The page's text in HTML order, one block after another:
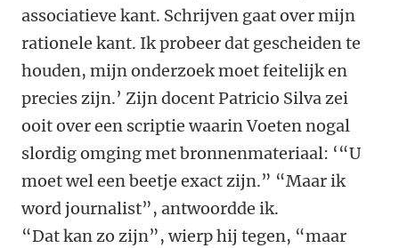
associatieve kant. Schrijven gaat over mijn
rationele kant. Ik probeer dat gescheiden te
houden, mijn onderzoek moet feitelijk en
precies zijn.’ Zijn docent Patricio Silva zei
ooit over een scriptie waarin Voeten nogal
slordig omging met bronnenmateriaal: ‘“U
moet wel een beetje exact zijn.” “Maar ik
word journalist”, antwoordde ik.
“Dat kan zo zijn”, wierp hij tegen, “maar